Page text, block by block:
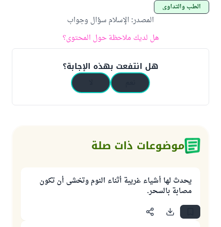
الطب والتداوي
المصدر: الإسلام سؤال وجواب
هل لديك ملاحظة حول المحتوى؟
هل انتفعت بهذه الإجابة؟
موضوعات ذات صلة
يحدث لها أشياء غريبة أثناء النوم وتخشى أن تكون
مصابة بالسحر.